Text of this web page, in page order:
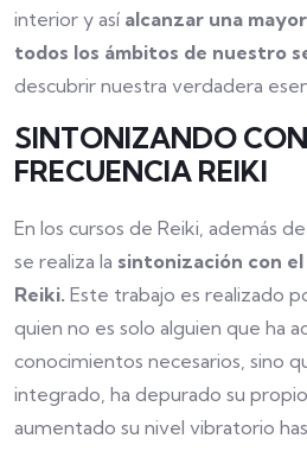
interior y así alcanzar una
todos los ámbitos de nuestro
descubrir nuestra verdadera
SINTONIZANDO
FRECUENCIA REIKI
En los cursos de Reiki, además
se realiza la sintonización con
Reiki. Este trabajo es realizado
quien no es solo alguien que ha
conocimientos necesarios, sino
integrado, ha depurado su
aumentado su nivel vibratorio